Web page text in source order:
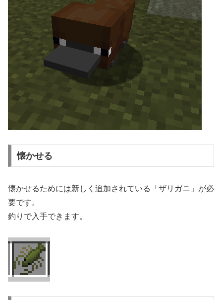
懐かせる
懐かせるためには新しく追加されている「ザリガニ」が必
要です。
釣りで入手できます。